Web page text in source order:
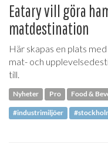
Eatary vill göra
matdestination
Här skapas en plats
mat- och
till.
Nyheter Pro Food &
#industrimiljöer